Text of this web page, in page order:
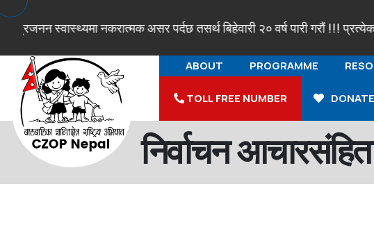
नकरात्मक असर पर्दछ तसर्थ बिहेवारी २० वर्ष पारी गरौं !!! प्रत्येक
ABOUT PROGRAMME
TOLL FREE NUMBER
निर्वाचन